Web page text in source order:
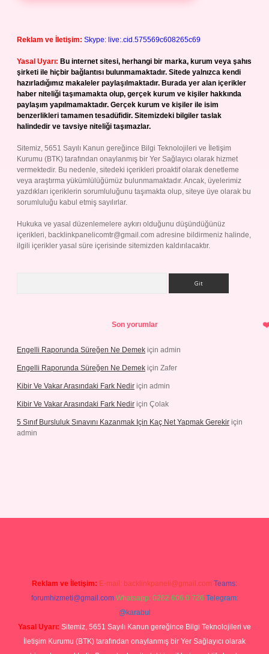
Reklam ve İletişim: Skype: live:.cid.575569c608265c69
Yasal Uyarı: Bu internet sitesi, herhangi bir marka, kurum veya şahıs
şirketi ile hiçbir bağlantısı bulunmamaktadır. Sitede yalnızca kendi
hazırladığımız makaleler paylaşılmaktadır. Burada yer alan içerikler
haber niteliği taşımamakta olup, gerçek kurum ve kişiler hakkında
paylaşım yapılmamaktadır. Gerçek kurum ve kişiler ile isim
benzerlikleri tamamen tesadüfidir. Sitemizdeki bilgiler taslak
halindedir ve tavsiye niteliği taşımazlar.
Sitemiz, 5651 Sayılı Kanun gereğince Bilgi Teknolojileri ve İletişim
Kurumu (BTK) tarafından onaylanmış bir Yer Sağlayıcı olarak hizmet
vermektedir. Bu nedenle, sitedeki içerikleri proaktif olarak denetleme
veya araştırma yükümlülüğümüz bulunmamaktadır. Ancak, üyelerimiz
yazdıkları içeriklerin sorumluluğunu taşımakta olup, siteye üye olarak bu
sorumluluğu kabul etmiş sayılırlar.
Hukuka ve yasal düzenlemelere aykırı olduğunu düşündüğünüz
içerikleri, backlinkpanelicomtr@gmail.com adresine bildirmeniz halinde,
ilgili içerikler yasal süre içerisinde sitemizden kaldırılacaktır.
Son yorumlar
Engelli Raporunda Süreğen Ne Demek için admin
Engelli Raporunda Süreğen Ne Demek için Zafer
Kibir Ve Vakar Arasındaki Fark Nedir için admin
Kibir Ve Vakar Arasındaki Fark Nedir için Çolak
5 Sınıf Bursluluk Sınavını Kazanmak Için Kaç Net Yapmak Gerekir için
admin
Reklam ve İletişim: E-mail: backlinkpaneli@gmail.com Teams:
forumhizmeti@gmail.com Whatsapp: 0262 606 0 726 Telegram:
@karabul
Yasal Uyarı: Sitemiz, 5651 Sayılı Kanun gereğince Bilgi Teknolojileri ve
İletişim Kurumu (BTK) tarafından onaylanmış bir Yer Sağlayıcı olarak